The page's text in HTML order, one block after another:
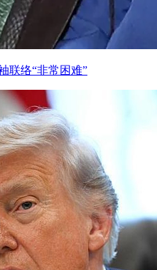
联络“非常困难”